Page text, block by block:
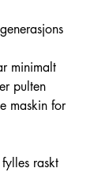
minimalt
pulten
maskin for
raskt